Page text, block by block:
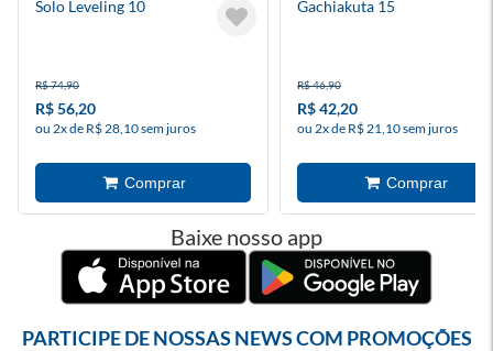
Solo Leveling 10
R$ 74,90
R$ 56,20
ou 2x de R$ 28,10 sem juros
Gachiakuta 15
R$ 46,90
R$ 42,20
ou 2x de R$ 21,10 sem juros
Baixe nosso app
PARTICIPE DE NOSSAS NEWS COM PROMOÇÕES